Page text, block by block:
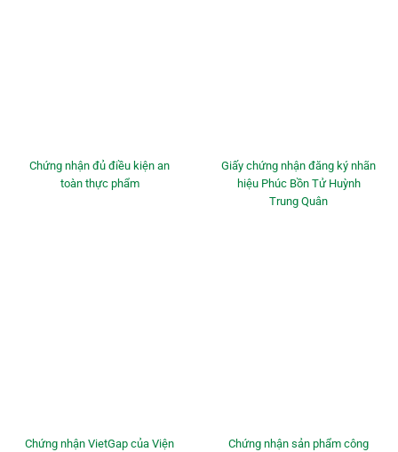
Chứng nhận đủ điều kiện an
toàn thực phẩm
Giấy chứng nhận đăng ký nhãn
hiệu Phúc Bồn Tử Huỳnh
Trung Quân
Chứng nhận VietGap của Viện
Chứng nhận sản phẩm công